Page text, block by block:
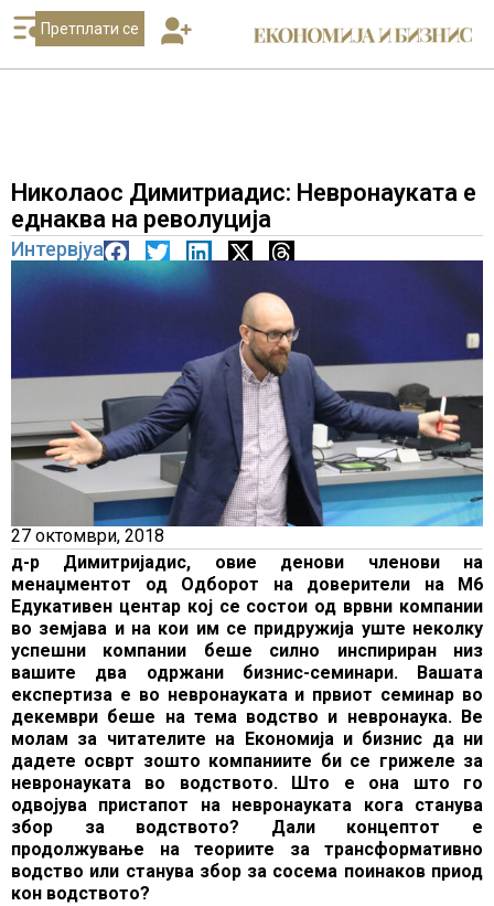
Претплати се
Николаос Димитриадис: Невронауката е
еднаква на револуција
Интервјуа
27 октомври, 2018
д-р Димитријадис, овие денови членови на
менаџментот од Одборот на доверители на М6
Едукативен центар кој се состои од врвни компании
во земјава и на кои им се придружија уште неколку
успешни компании беше силно инспириран низ
вашите два одржани бизнис-семинари. Вашата
експертиза е во невронауката и првиот семинар во
декември беше на тема водство и невронаука. Ве
молам за читателите на Економија и бизнис да ни
дадете осврт зошто компаниите би се грижеле за
невронауката во водството. Што е она што го
одвојува пристапот на невронауката кога станува
збор за водството? Дали концептот е
продолжување на теориите за трансформативно
водство или станува збор за сосема поинаков приод
кон водството?